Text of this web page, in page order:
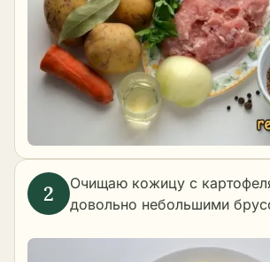
Очищаю кожицу с
довольно небольшими